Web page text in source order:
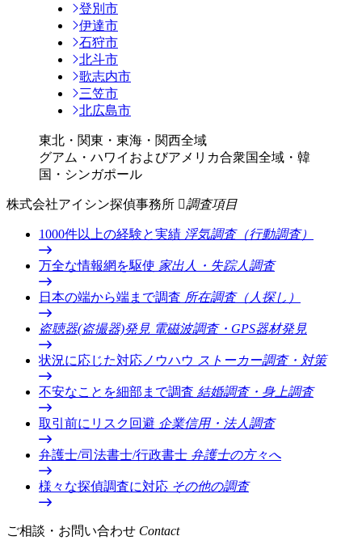
登別市
伊達市
石狩市
北斗市
歌志内市
三笠市
北広島市
東北・関東・東海・関西全域
グアム・ハワイおよびアメリカ合衆国全域・韓
国・シンガポール
株式会社アイシン探偵事務所 調査項目
1000件以上の経験と実績 浮気調査（行動調査）
万全な情報網を駆使 家出人・失踪人調査
日本の端から端まで調査 所在調査（人探し）
盗聴器(盗撮器)発見 電磁波調査・GPS器材発見
状況に応じた対応ノウハウ ストーカー調査・対策
不安なことを細部まで調査 結婚調査・身上調査
取引前にリスク回避 企業信用・法人調査
弁護士/司法書士/行政書士 弁護士の方々へ
様々な探偵調査に対応 その他の調査
ご相談・お問い合わせ Contact